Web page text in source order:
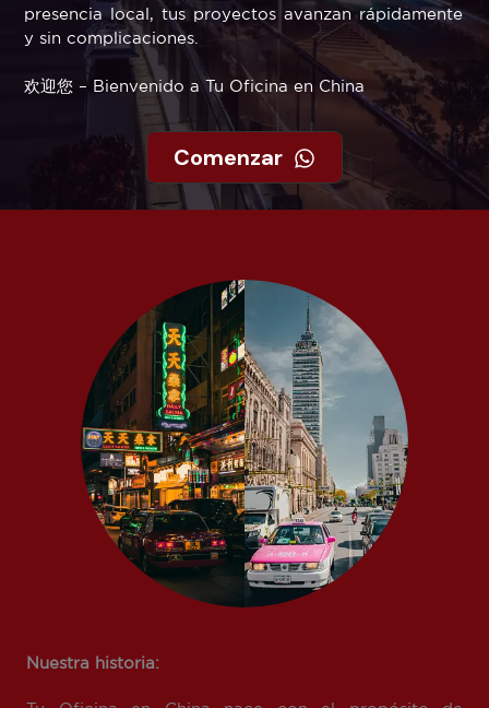
presencia local, tus proyectos avanzan rápidamente
y sin complicaciones.
欢迎您 – Bienvenido a Tu Oficina en China
Comenzar
Nuestra historia: